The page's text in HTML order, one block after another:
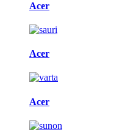
Acer
Acer
Acer